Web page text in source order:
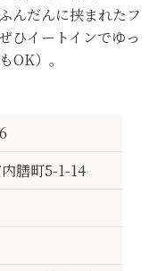
んだんに挟まれたフ
ひイートインでゆっ
OK）。
膳町5-1-14